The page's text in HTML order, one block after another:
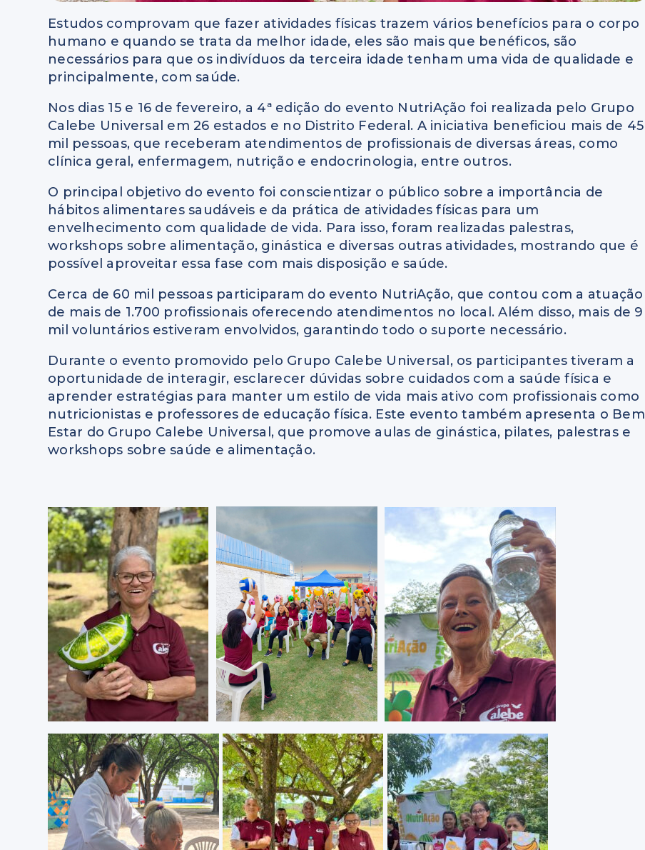
Estudos comprovam que fazer atividades físicas trazem vários benefícios para o corpo
humano e quando se trata da melhor idade, eles são mais que benéficos, são
necessários para que os indivíduos da terceira idade tenham uma vida de qualidade e
principalmente, com saúde.
Nos dias 15 e 16 de fevereiro, a 4ª edição do evento NutriAção foi realizada pelo Grupo
Calebe Universal em 26 estados e no Distrito Federal. A iniciativa beneficiou mais de 45
mil pessoas, que receberam atendimentos de profissionais de diversas áreas, como
clínica geral, enfermagem, nutrição e endocrinologia, entre outros.
O principal objetivo do evento foi conscientizar o público sobre a importância de
hábitos alimentares saudáveis e da prática de atividades físicas para um
envelhecimento com qualidade de vida. Para isso, foram realizadas palestras,
workshops sobre alimentação, ginástica e diversas outras atividades, mostrando que é
possível aproveitar essa fase com mais disposição e saúde.
Cerca de 60 mil pessoas participaram do evento NutriAção, que contou com a atuação
de mais de 1.700 profissionais oferecendo atendimentos no local. Além disso, mais de 9
mil voluntários estiveram envolvidos, garantindo todo o suporte necessário.
Durante o evento promovido pelo Grupo Calebe Universal, os participantes tiveram a
oportunidade de interagir, esclarecer dúvidas sobre cuidados com a saúde física e
aprender estratégias para manter um estilo de vida mais ativo com profissionais como
nutricionistas e professores de educação física. Este evento também apresenta o Bem
Estar do Grupo Calebe Universal, que promove aulas de ginástica, pilates, palestras e
workshops sobre saúde e alimentação.